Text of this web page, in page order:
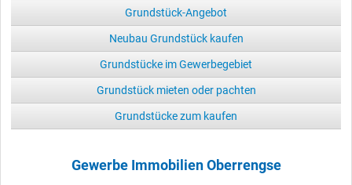
Grundstück-Angebot
Neubau Grundstück kaufen
Grundstücke im Gewerbegebiet
Grundstück mieten oder pachten
Grundstücke zum kaufen
Gewerbe Immobilien Oberrengse